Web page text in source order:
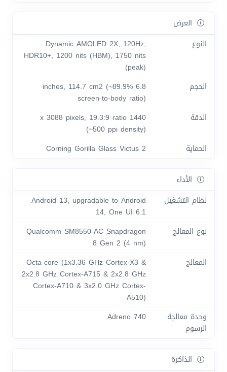
العرض
النوع
Dynamic AMOLED 2X, 120Hz,
HDR10+, 1200 nits (HBM), 1750 nits
(peak)
الحجم
6.8 inches, 114.7 cm2 (~89.9%
screen-to-body ratio)
الدقة
1440 x 3088 pixels, 19.3:9 ratio
(~500 ppi density)
الحماية
Corning Gorilla Glass Victus 2
الأداء
نظام التشغيل
Android 13, upgradable to Android
14, One UI 6.1
نوع المعالج
Qualcomm SM8550-AC Snapdragon
8 Gen 2 (4 nm)
المعالج
Octa-core (1x3.36 GHz Cortex-X3 &
2x2.8 GHz Cortex-A715 & 2x2.8 GHz
Cortex-A710 & 3x2.0 GHz Cortex-
A510)
وحدة معالجة
الرسوم
Adreno 740
الذاكرة